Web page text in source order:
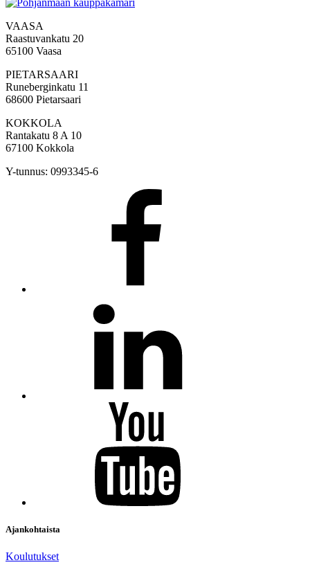
VAASA
Raastuvankatu 20
65100 Vaasa
PIETARSAARI
Runeberginkatu 11
68600 Pietarsaari
KOKKOLA
Rantakatu 8 A 10
67100 Kokkola
Y-tunnus: 0993345-6
Ajankohtaista
Koulutukset